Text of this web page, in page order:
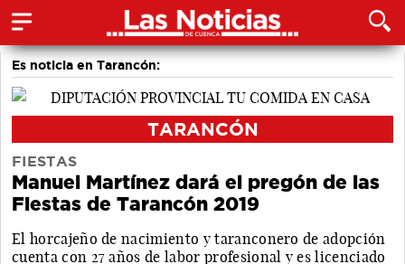
Es noticia en Tarancón:
TARANCÓN
FIESTAS
Manuel Martínez dará el pregón de las
Fiestas de Tarancón 2019
El horcajeño de nacimiento y taranconero de adopción
cuenta con 27 años de labor profesional y es licenciado